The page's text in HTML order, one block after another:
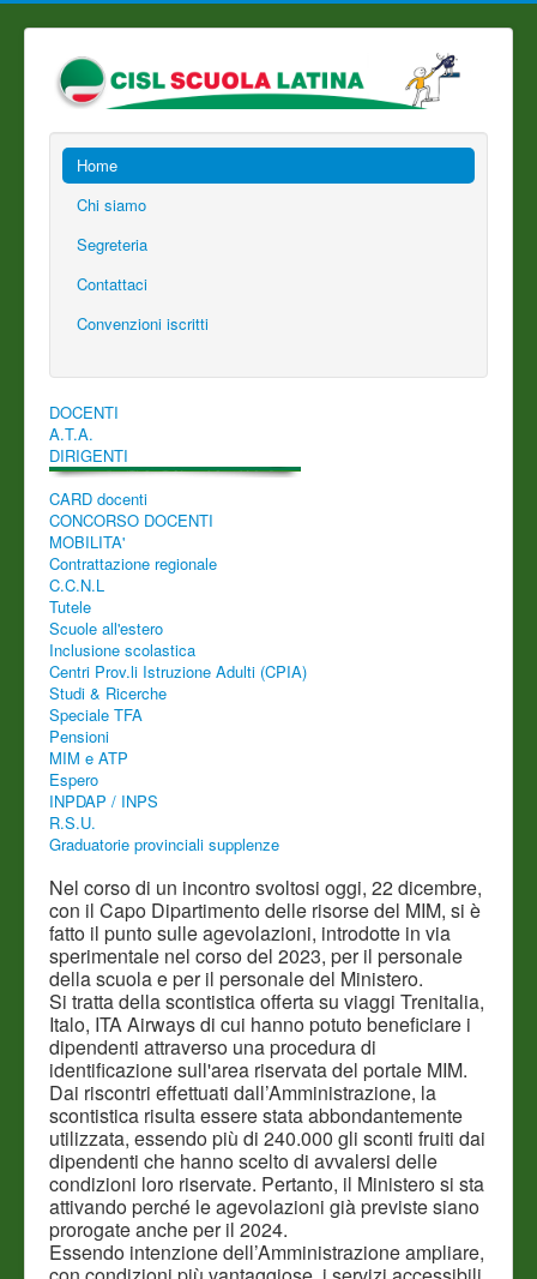
Home
Chi siamo
Segreteria
Contattaci
Convenzioni iscritti
DOCENTI
A.T.A.
DIRIGENTI
CARD docenti
CONCORSO DOCENTI
MOBILITA'
Contrattazione regionale
C.C.N.L
Tutele
Scuole all'estero
Inclusione scolastica
Centri Prov.li Istruzione Adulti (CPIA)
Studi & Ricerche
Speciale TFA
Pensioni
MIM e ATP
Espero
INPDAP / INPS
R.S.U.
Graduatorie provinciali supplenze
Nel corso di un incontro svoltosi oggi, 22 dicembre,
con il Capo Dipartimento delle risorse del MIM, si è
fatto il punto sulle agevolazioni, introdotte in via
sperimentale nel corso del 2023, per il personale
della scuola e per il personale del Ministero.
Si tratta della scontistica offerta su viaggi Trenitalia,
Italo, ITA Airways di cui hanno potuto beneficiare i
dipendenti attraverso una procedura di
identificazione sull'area riservata del portale MIM.
Dai riscontri effettuati dall’Amministrazione, la
scontistica risulta essere stata abbondantemente
utilizzata, essendo più di 240.000 gli sconti fruiti dai
dipendenti che hanno scelto di avvalersi delle
condizioni loro riservate. Pertanto, il Ministero si sta
attivando perché le agevolazioni già previste siano
prorogate anche per il 2024.
Essendo intenzione dell’Amministrazione ampliare,